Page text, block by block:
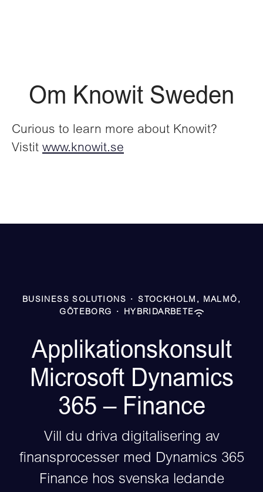
Om Knowit Sweden
Curious to learn more about Knowit?
Vistit www.knowit.se
BUSINESS SOLUTIONS ·
STOCKHOLM, MALMÖ,
GÖTEBORG
· HYBRIDARBETE
Applikationskonsult
Microsoft Dynamics
365 – Finance
Vill du driva digitalisering av
finansprocesser med Dynamics 365
Finance hos svenska ledande